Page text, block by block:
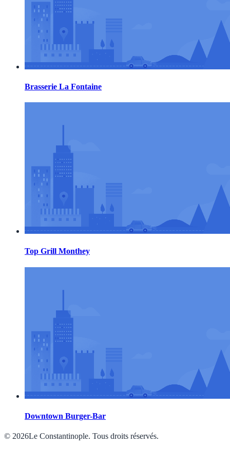
Brasserie La Fontaine
Top Grill Monthey
Downtown Burger-Bar
© 2026Le Constantinople. Tous droits réservés.